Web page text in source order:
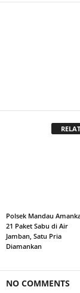
Polsek Mandau
21 Paket Sabu di Air
Jamban, Satu Pria
Diamankan
NO COMMENTS